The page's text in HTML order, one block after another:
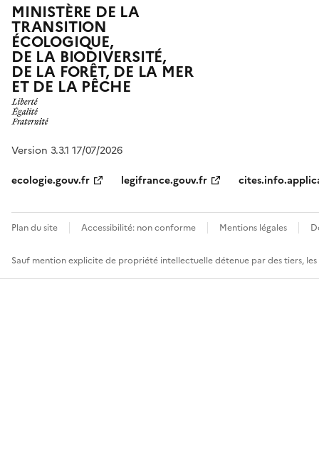
MINISTÈRE DE LA
TRANSITION
ÉCOLOGIQUE,
DE LA BIODIVERSITÉ,
DE LA FORÊT, DE LA MER
ET DE LA PÊCHE
Version 3.3.1 17/07/2026
ecologie.gouv.fr
legifrance.gouv.fr
Plan du site Accessibilité: non conforme Mentions légales
Sauf mention explicite de propriété intellectuelle détenue par des tiers,